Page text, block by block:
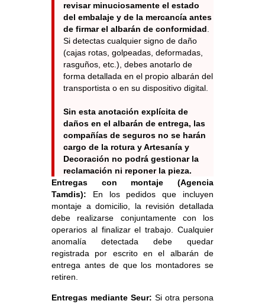
revisar minuciosamente el estado
del embalaje y de la mercancía antes
de firmar el albarán de conformidad
Si detectas cualquier signo de daño
(cajas rotas, golpeadas, deformadas,
rasguños, etc.), debes anotarlo de
forma detallada en el propio albarán del
transportista o en su dispositivo digital.
Sin esta anotación explícita de
daños en el albarán de entrega, las
compañías de seguros no se harán
cargo de la rotura y Artesanía y
Decoración no podrá gestionar la
reclamación ni reponer la pieza.
Entregas con montaje (Agencia
Tamdis): En los pedidos que incluyen
montaje a domicilio, la revisión detallada
debe realizarse conjuntamente con los
operarios al finalizar el trabajo. Cualquier
anomalía detectada debe quedar
registrada por escrito en el albarán de
entrega antes de que los montadores se
retiren.
Entregas mediante Seur: Si otra persona